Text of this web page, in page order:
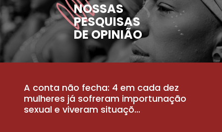
NOSSAS
PESQUISAS
DE OPINIÃO
A conta não fecha: 4 em cada dez
mulheres já sofreram importunação
sexual e viveram situaçõ...